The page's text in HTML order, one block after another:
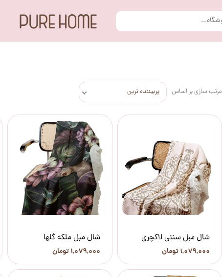
مرتب سازی بر اساس پربیننده ترین
شال مبل سنتی لاکچری
۱,۰۷۹,۰۰۰ تومان
شال مبل ملکه گلها
۱,۰۷۹,۰۰۰ تومان